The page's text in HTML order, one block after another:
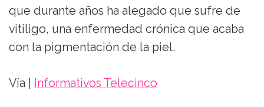
que durante años ha alegado que sufre de
vitiligo, una enfermedad crónica que acaba
con la pigmentación de la piel.
Vía | Informativos Telecinco